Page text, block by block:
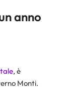
anno
, è
Monti.